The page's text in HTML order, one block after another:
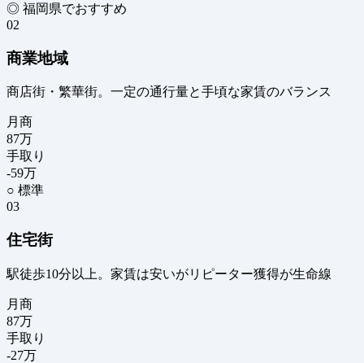
◎ 福岡県でおすすめ
02
商業地域
商店街・繁華街。一定の通行量と手頃な家賃のバランス
月商
87万
手取り
-59万
○ 標準
03
住宅街
駅徒歩10分以上。家賃は安いがリピーター獲得が生命線
月商
87万
手取り
-27万